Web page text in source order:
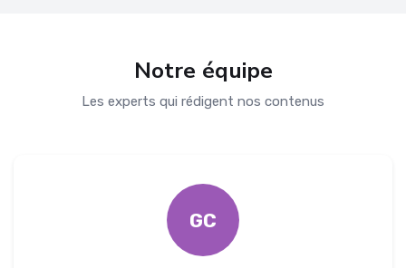
Notre équipe
Les experts qui rédigent nos contenus
GC